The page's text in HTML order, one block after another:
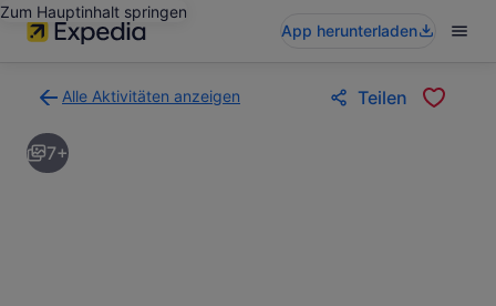
Zum Hauptinhalt springen
App herunterladen
Alle Aktivitäten anzeigen
zur
Ergebnisseite
für
Teilen
7+